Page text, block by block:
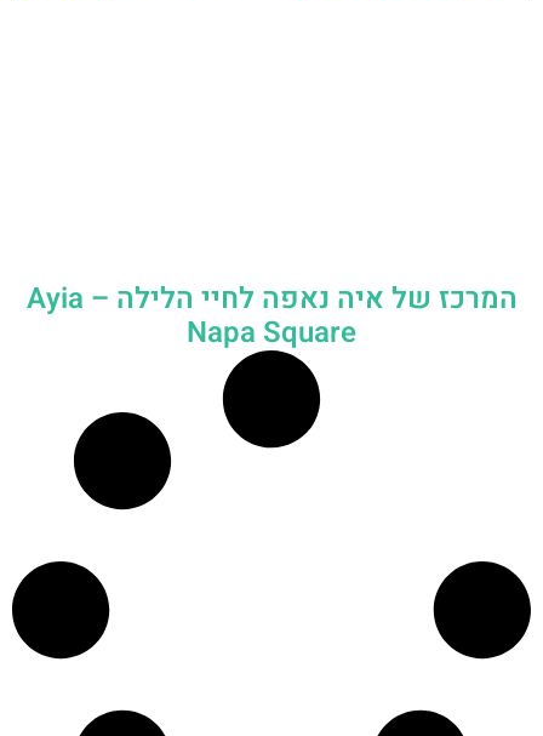
המרכז של איה נאפה לחיי הלילה – Ayia
Napa Square